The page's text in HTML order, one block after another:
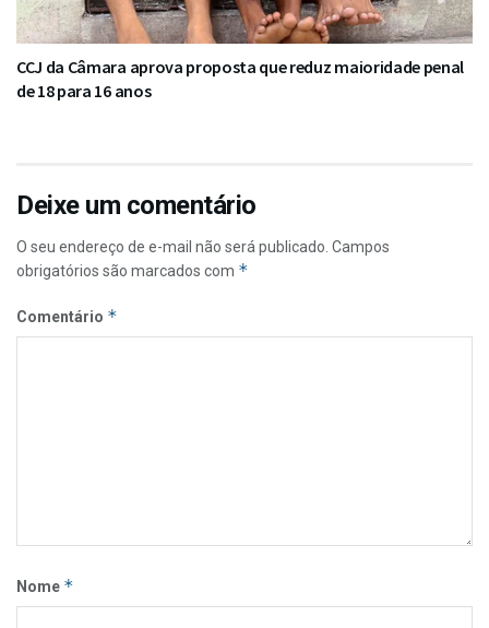
CCJ da Câmara aprova proposta que reduz maioridade penal
de 18 para 16 anos
Deixe um comentário
O seu endereço de e-mail não será publicado. Campos
obrigatórios são marcados com *
Comentário *
Nome *